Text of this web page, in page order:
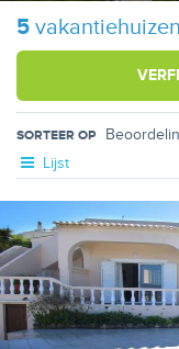
5
SORTEER OP
Lijst